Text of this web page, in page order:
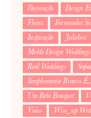
Decoração Design
Flores
Fornecedor
Inspiração
Jukebox
Molde Design Weddings
Real Weddings
Simplesmente Branco É...
Um Belo Bouquet
Video
Wise_up